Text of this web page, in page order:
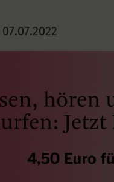
07.07.2022